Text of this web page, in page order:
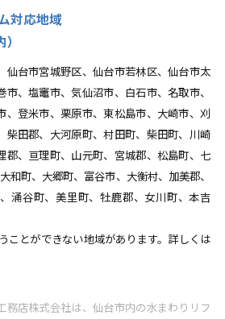
対応地域
仙台市宮城野区、仙台市若林区、仙台市太
、塩竈市、気仙沼市、白石市、名取市、
、登米市、栗原市、東松島市、大崎市、刈
柴田郡、大河原町、村田町、柴田町、川崎
郡、亘理町、山元町、宮城郡、松島町、七
和町、大郷町、富谷市、大衡村、加美郡、
涌谷町、美里町、牡鹿郡、女川町、本吉
ことができない地域があります。詳しくは
務店株式会社は、仙台市内の水まわりリフ